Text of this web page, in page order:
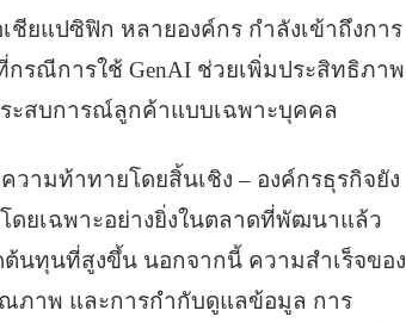
ชียแปซิฟิก หลายองค์กร กำลังเข้าถึงการ
รณีการใช้ GenAI ช่วยเพิ่มประสิทธิภาพ
ะสบการณ์ลูกค้าแบบเฉพาะบุคคล
ามท้าทายโดยสิ้นเชิง – องค์กรธุรกิจยัง
ยเฉพาะอย่างยิ่งในตลาดที่พัฒนาแล้ว
นทุนที่สูงขึ้น นอกจากนี้ ความสําเร็จของ
ภาพ และการกํากับดูแลข้อมูล การ